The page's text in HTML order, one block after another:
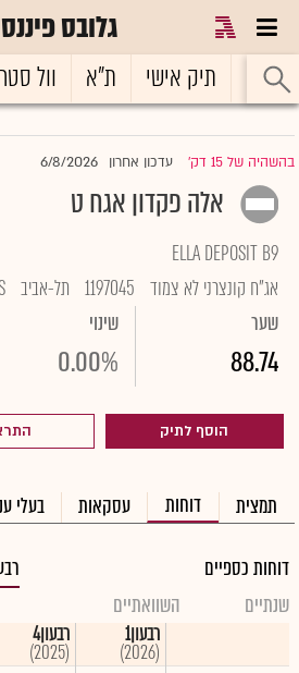
גלובס
ראשי תיק אישי ת"א וול
בהשהיה של 15 דק' |עדכון אחרון 6/8/2026
אלה פקדון אגח ט
ELLA DEPOSIT B9
אג"ח קונצרני לא צמוד 1197045 תל-אביב
שער
88.74
שינוי
0.00%
הוסף לתיק
תמצית דוחות עסקאות בעלי
דוחות כספיים
שנתיים
השוואתיים
רבעון1
(2026)
רבעון4
(2025)